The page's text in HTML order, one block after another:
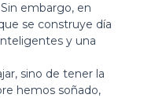
embargo, en
se construye día
y una
sino de tener la
hemos soñado,